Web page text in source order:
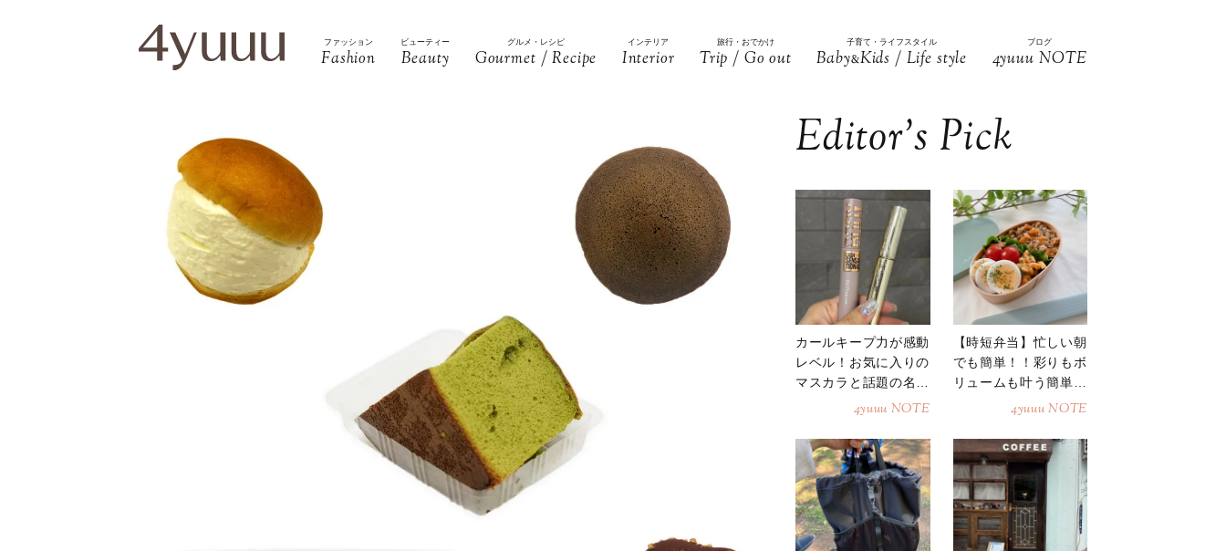
ファッション
Fashion
ビューティー
Beauty
グルメ・レシピ
Gourmet / Recipe
インテリア
Interior
旅行・おでかけ
Trip / Go out
子育て・ライフスタイル
Baby&Kids / Life style
ブログ
4yuuu NOTE
Editor’s Pick
カールキープ力が感動
レベル！お気に入りの
マスカラと話題の名品
4yuuu NOTE
【時短弁当】忙しい朝
でも簡単！！彩りもボ
リュームも叶う簡単そ
4yuuu NOTE